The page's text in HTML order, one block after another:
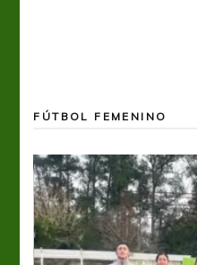
FÚTBOL FEMENINO